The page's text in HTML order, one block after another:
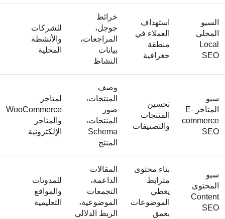
السيو
المحلي
Local
SEO
استهداف
العملاء في
منطقة
جغرافية
خرائط
جوجل،
المراجعات،
بيانات
النشاط
للشركات
والأنشطة
المحلية
سيو
المتاجر E-
commerce
SEO
تحسين
المنتجات
والتصنيفات
وصف
المنتجات،
صور
المنتجات،
Schema
المنتج
لمتاجر
WooCommerce
والمتاجر
الإلكترونية
سيو
المحتوى
Content
SEO
بناء محتوى
مترابط
يغطي
الموضوعات
بعمق
المقالات
الداعمة،
التجمعات
الموضوعية،
الربط الدلالي
للمدونات
والمواقع
التعليمية